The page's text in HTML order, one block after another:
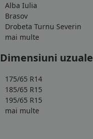
Alba Iulia
Brasov
Drobeta Turnu Severin
mai multe
Dimensiuni uzuale
175/65 R14
185/65 R15
195/65 R15
mai multe